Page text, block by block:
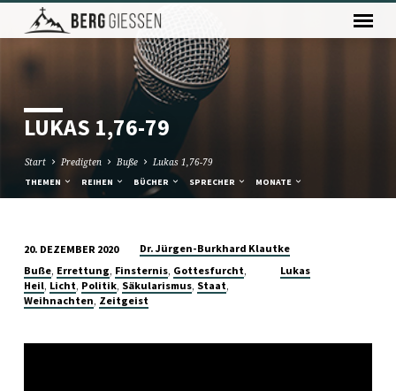
LUKAS 1,76-79
Start Predigten Buße Lukas 1,76-79
THEMEN REIHEN BÜCHER SPRECHER MONATE
LUKAS
1,76-
79
20. DEZEMBER 2020
Dr. Jürgen-Burkhard Klautke
Buße, Errettung, Finsternis, Gottesfurcht,
Heil, Licht, Politik, Säkularismus, Staat,
Weihnachten, Zeitgeist
Lukas